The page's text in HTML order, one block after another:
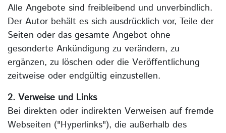
Alle Angebote sind freibleibend und unverbindlich.
Der Autor behält es sich ausdrücklich vor, Teile der
Seiten oder das gesamte Angebot ohne
gesonderte Ankündigung zu verändern, zu
ergänzen, zu löschen oder die Veröffentlichung
zeitweise oder endgültig einzustellen.
2. Verweise und Links
Bei direkten oder indirekten Verweisen auf fremde
Webseiten ("Hyperlinks"), die außerhalb des